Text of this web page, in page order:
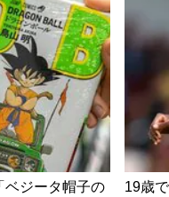
ベジータ帽子の
19歳